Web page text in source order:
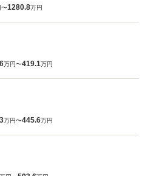
〜1280.8万円
万円〜419.1万円
万円〜445.6万円